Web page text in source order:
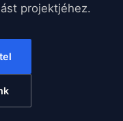
projektjéhez.